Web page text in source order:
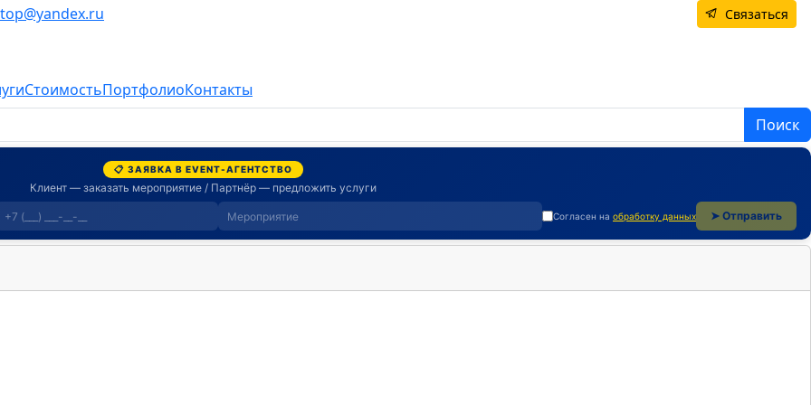
Связаться
СтоимостьПортфолиоКонтакты
Поиск
📋 ЗАЯВКА В EVENT-АГЕНТСТВО
Клиент — заказать мероприятие / Партнёр — предложить услуги
Согласен на обработку данных ➤ Отправить